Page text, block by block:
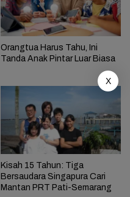
Orangtua Harus Tahu, Ini
Tanda Anak Pintar Luar Biasa
Kisah 15 Tahun: Tiga
Bersaudara Singapura Cari
Mantan PRT Pati-Semarang
X